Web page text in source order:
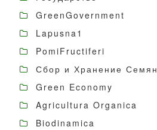
GreenGovernment
Lapusna1
PomiFructiferi
Сбор и Хранение Семян
Green Economy
Agricultura Organica
Biodinamica